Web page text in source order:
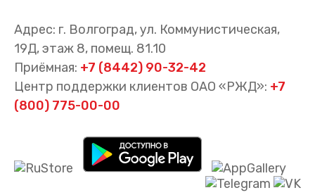
Адрес: г. Волгоград, ул. Коммунистическая,
19Д, этаж 8, помещ. 81.10
Приёмная: +7 (8442) 90-32-42
Центр поддержки клиентов ОАО «РЖД»: +7
(800) 775-00-00